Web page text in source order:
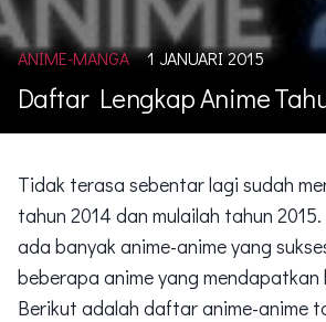
ANIME-MANGA 1 JANUARI 2015
Daftar Lengkap Anime
Tidak terasa sebentar lagi sudah
tahun 2014 dan mulailah tahun
ada banyak anime-anime yang
beberapa anime yang
Berikut adalah daftar anime-anime